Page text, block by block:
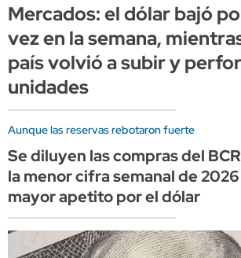
Mercados: el dólar bajó
vez en la semana,
país volvió a subir y
unidades
Aunque las reservas rebotaron fuerte
Se diluyen las compras del
la menor cifra semanal de
mayor apetito por el dólar